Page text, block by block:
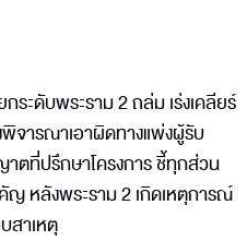
ระดับพระราม 2 ถล่ม เร่งเคลียร์
จารณาเอาผิดทางแพ่งผู้รับ
ตที่ปรึกษาโครงการ ชี้ทุกส่วน
หลังพระราม 2 เกิดเหตุการณ์
สาเหตุ